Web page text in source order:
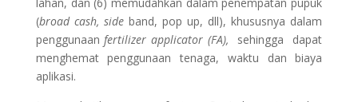
(broad cash, sideband, pop up, dll), khususnya dalam
penggunaanfertilizer applicator (FA), sehingga dapat
menghemat penggunaan tenaga, waktu dan biaya
aplikasi.